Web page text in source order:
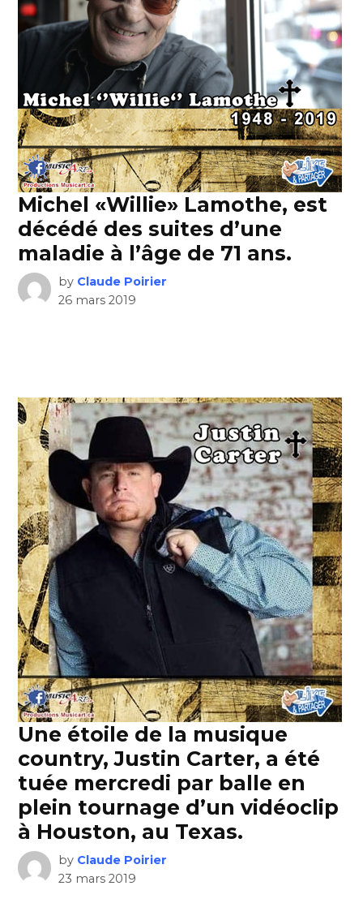
Michel «Willie» Lamothe, est
décédé des suites d’une
maladie à l’âge de 71 ans.
by Claude Poirier
26 mars 2019
Une étoile de la musique
country, Justin Carter, a été
tuée mercredi par balle en
plein tournage d’un vidéoclip
à Houston, au Texas.
by Claude Poirier
23 mars 2019